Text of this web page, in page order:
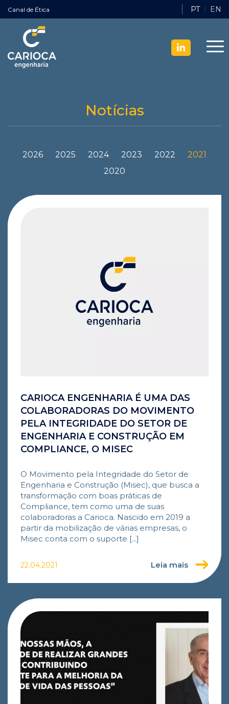
Canal de Ética PT EN
Notícias
2026 2025 2024 2023 2022
2021
2020
CARIOCA ENGENHARIA É UMA DAS
COLABORADORAS DO MOVIMENTO
PELA INTEGRIDADE DO SETOR DE
ENGENHARIA E CONSTRUÇÃO EM
COMPLIANCE, O MISEC
O Movimento pela Integridade do Setor de
Engenharia e Construção (Misec), que busca a
transformação com boas práticas de
Compliance, tem como uma de suas
colaboradoras a Carioca. Nascido em 2019 a
partir da mobilização de várias empresas, o
Misec conta com o suporte [...]
22.04.2021 Leia mais